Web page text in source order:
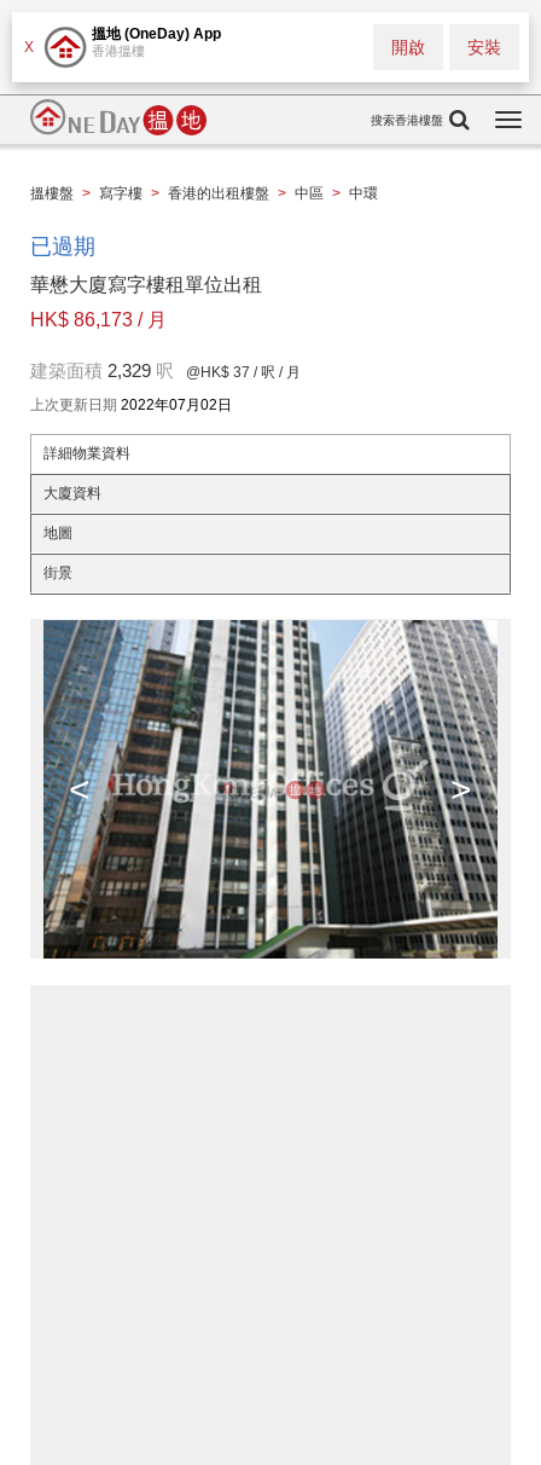
X
搵地 (OneDay) App
香港搵樓 安裝
開啟
搜索香港樓盤
搵樓盤 > 寫字樓 > 香港的出租樓盤 > 中區 > 中環
已過期
華懋大廈寫字樓租單位出租
HK$ 86,173 / 月
建築面積 2,329 呎 @HK$ 37 / 呎 / 月
上次更新日期 2022年07月02日
詳細物業資料
大廈資料
地圖
街景
< >